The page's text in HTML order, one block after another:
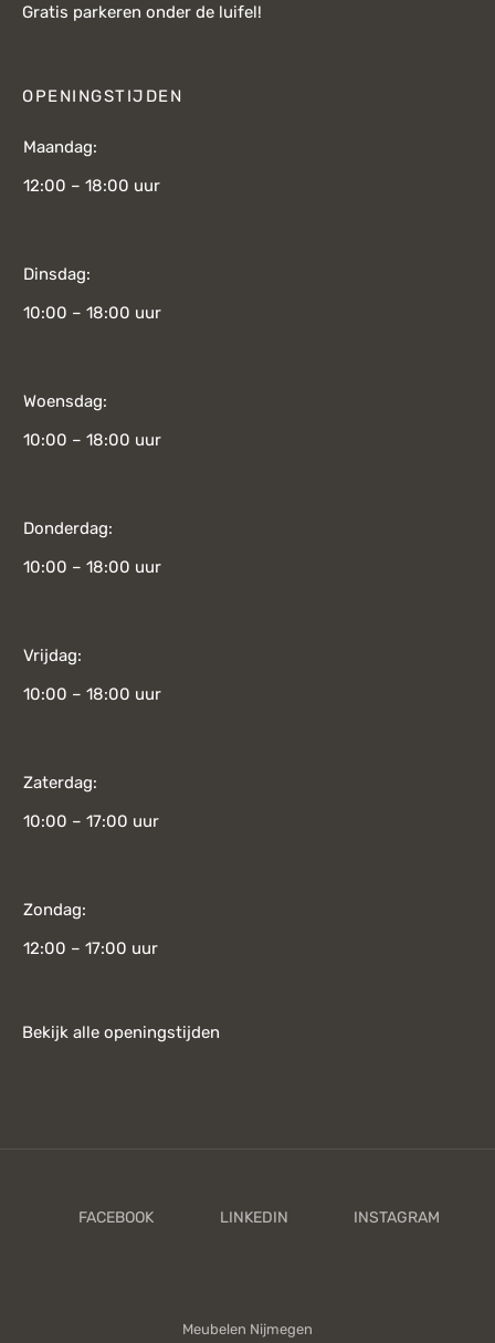
Gratis parkeren onder de luifel!
OPENINGSTIJDEN
Maandag:
12:00 – 18:00 uur
Dinsdag:
10:00 – 18:00 uur
Woensdag:
10:00 – 18:00 uur
Donderdag:
10:00 – 18:00 uur
Vrijdag:
10:00 – 18:00 uur
Zaterdag:
10:00 – 17:00 uur
Zondag:
12:00 – 17:00 uur
Bekijk alle openingstijden
Meubelen Nijmegen